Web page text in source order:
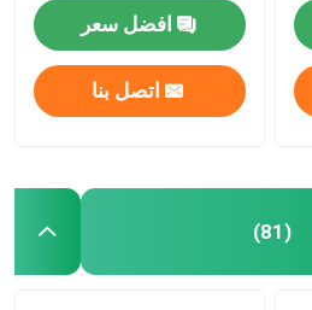
افضل سعر
اتصل بنا
(81)